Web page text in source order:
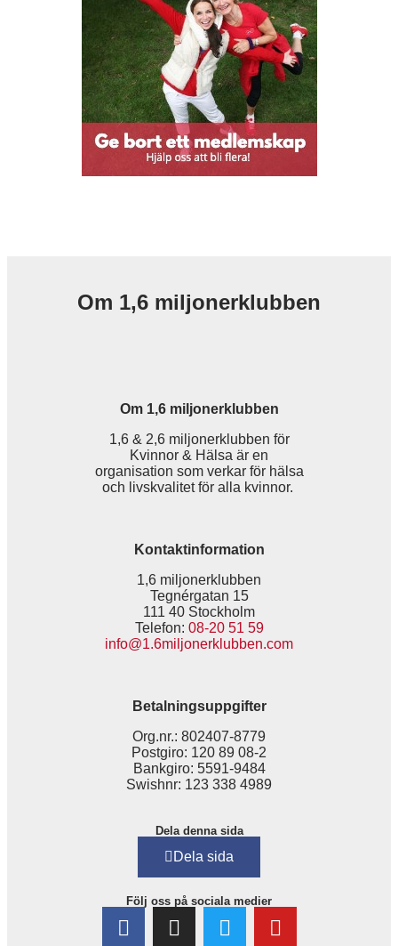
Om 1,6 miljonerklubben
Om 1,6 miljonerklubben
1,6 & 2,6 miljonerklubben för
Kvinnor & Hälsa är en
organisation som verkar för hälsa
och livskvalitet för alla kvinnor.
Kontaktinformation
1,6 miljonerklubben
Tegnérgatan 15
111 40 Stockholm
Telefon: 08-20 51 59
info@1.6miljonerklubben.com
Betalningsuppgifter
Org.nr.: 802407-8779
Postgiro: 120 89 08-2
Bankgiro: 5591-9484
Swishnr: 123 338 4989
Dela denna sida
Dela sida
Följ oss på sociala medier